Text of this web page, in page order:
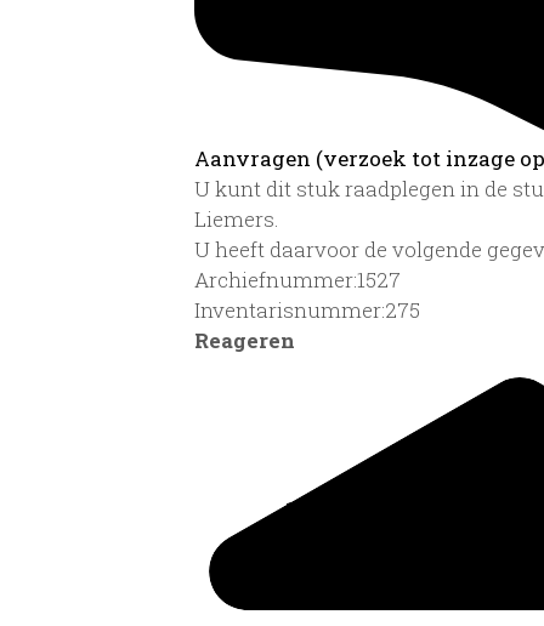
Aanvragen (verzoek tot inzage
U kunt dit stuk raadplegen in de
Liemers.
U heeft daarvoor de volgende
Archiefnummer:1527
Inventarisnummer:275
Reageren